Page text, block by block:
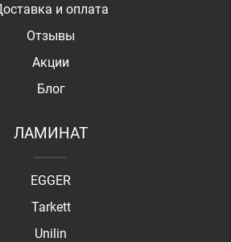
и оплата
Отзывы
Акции
Блог
ЛАМИНАТ
EGGER
Tarkett
Unilin